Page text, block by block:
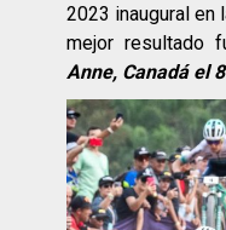
2023 inaugural en
mejor resultado
Anne, Canadá el